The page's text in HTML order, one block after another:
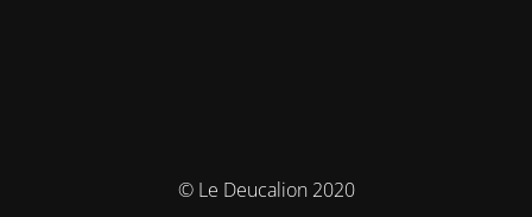
© Le Deucalion 2020